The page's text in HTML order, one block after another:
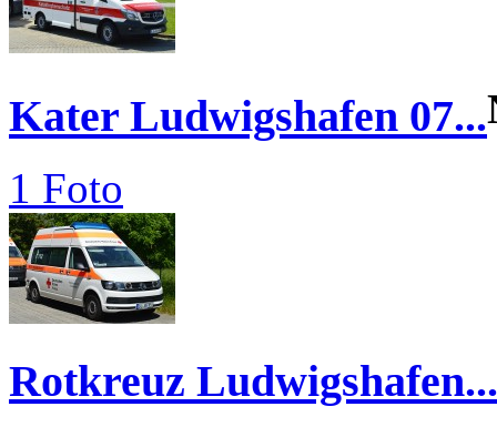
Kater Ludwigshafen 07...
1 Foto
Rotkreuz Ludwigshafen...